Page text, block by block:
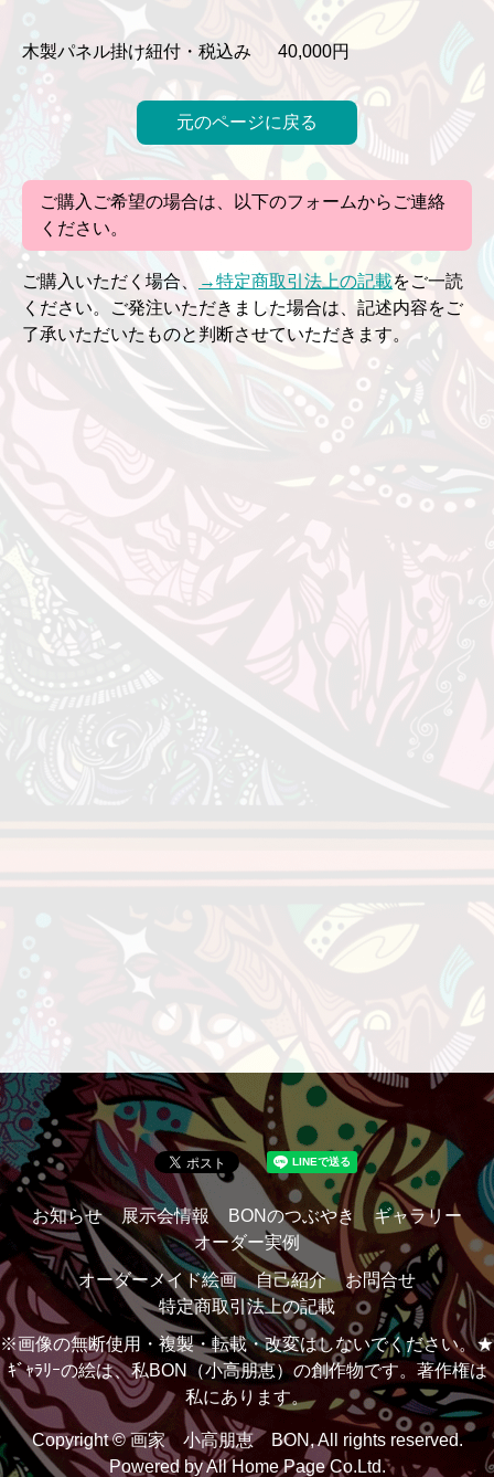
木製パネル掛け紐付・税込み 40,000円
元のページに戻る
ご購入ご希望の場合は、以下のフォームからご連絡
ください。
ご購入いただく場合、 →特定商取引法上の記載をご一読
ください。ご発注いただきました場合は、記述内容をご
了承いただいたものと判断させていただきます。
お知らせ 展示会情報 BONのつぶやき
ギャラリー
オーダー実例
オーダーメイド絵画
自己紹介
お問合せ
特定商取引法上の記載
※画像の無断使用・複製・転載・改変はしないでください。★
ｷﾞｬﾗﾘｰの絵は、私BON（小高朋恵）の創作物です。著作権は
私にあります。
Copyright © 画家 小高朋恵 BON, All rights reserved.
Powered byAll Home Page Co.Ltd.